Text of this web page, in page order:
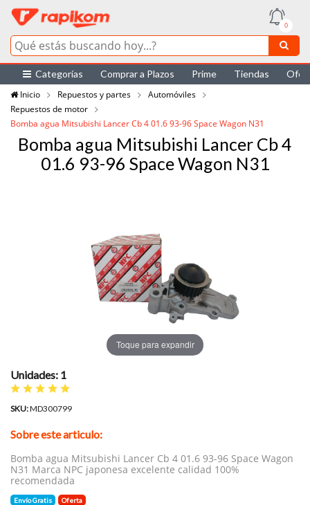
0
Categorías Comprar a Plazos Prime Tiendas
Inicio
Repuestos y partes
Automóviles
Repuestos de motor
Bomba agua Mitsubishi Lancer Cb 4 01.6 93-96 Space Wagon N31
Bomba agua Mitsubishi Lancer Cb 4
01.6 93-96 Space Wagon N31
Toque para expandir
Unidades: 1
SKU:MD300799
Sobre este articulo:
Bomba agua Mitsubishi Lancer Cb 4 01.6 93-96 Space Wagon
N31 Marca NPC japonesa excelente calidad 100%
recomendada
Envío Gratis Oferta